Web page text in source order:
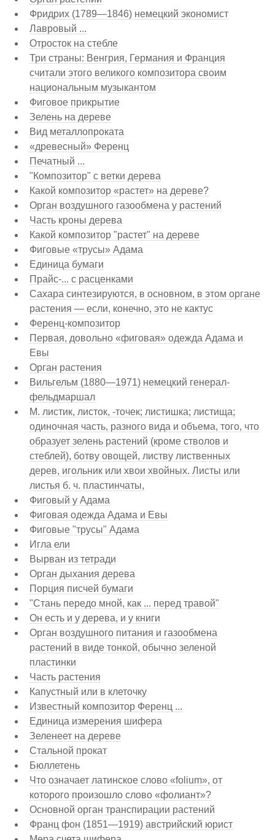
Фридрих (1789—1846) немецкий экономист
Лавровый ...
Отросток на стебле
Три страны: Венгрия, Германия и Франция
считали этого великого композитора своим
национальным музыкантом
Фиговое прикрытие
Зелень на дереве
Вид металлопроката
«древесный» Ференц
Печатный ...
"Композитор" с ветки дерева
Какой композитор «растет» на дереве?
Орган воздушного газообмена у растений
Часть кроны дерева
Какой композитор "растет" на дереве
Фиговые «трусы» Адама
Единица бумаги
Прайс-... с расценками
Сахара синтезируются, в основном, в этом органе
растения — если, конечно, это не кактус
Ференц-композитор
Первая, довольно «фиговая» одежда Адама и
Евы
Орган растения
Вильгельм (1880—1971) немецкий генерал-
фельдмаршал
М. листик, листок, -точек; листишка; листища;
одиночная часть, разного вида и объема, того, что
образует зелень растений (кроме стволов и
стеблей), ботву овощей, листву лиственных
дерев, игольник или хвои хвойных. Листы или
листья б. ч. пластинчаты,
Фиговый у Адама
Фиговая одежда Адама и Евы
Фиговые "трусы" Адама
Игла ели
Вырван из тетради
Орган дыхания дерева
Порция писчей бумаги
"Стань передо мной, как ... перед травой"
Он есть и у дерева, и у книги
Орган воздушного питания и газообмена
растений в виде тонкой, обычно зеленой
пластинки
Часть растения
Капустный или в клеточку
Известный композитор Ференц ...
Единица измерения шифера
Зеленеет на дереве
Стальной прокат
Бюллетень
Что означает латинское слово «folium», от
которого произошло слово «фолиант»?
Основной орган транспирации растений
Франц фон (1851—1919) австрийский юрист